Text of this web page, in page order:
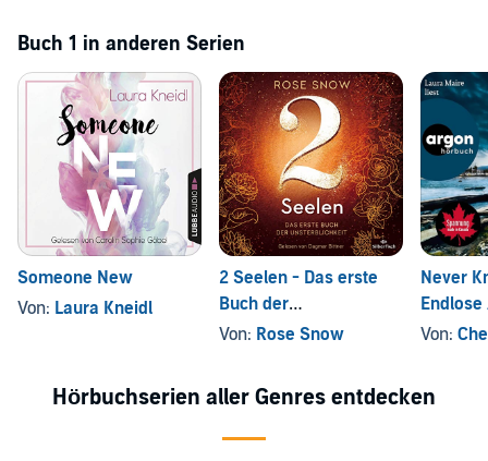
Buch 1 in anderen Serien
Someone New
Von: Laura Kneidl
2 Seelen - Das erste
Buch der
Unsterblichkeit
Von: Rose Snow
Never
Endlose
Von:
Hörbuchserien aller Genres entdecken